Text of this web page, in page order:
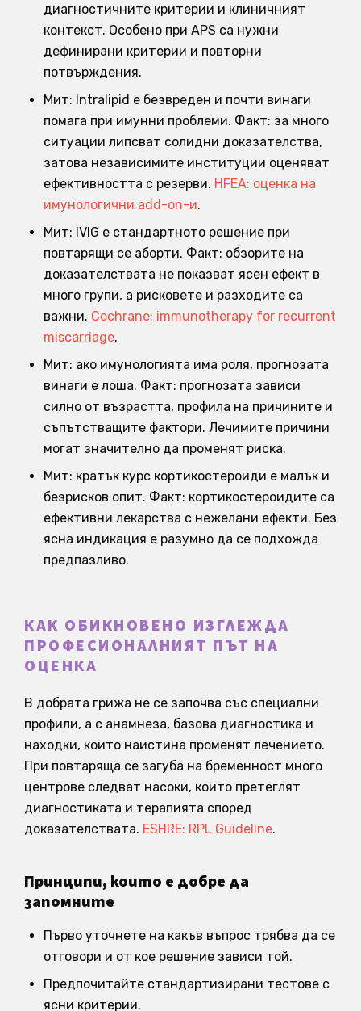
диагностичните критерии и клиничният
контекст. Особено при APS са нужни
дефинирани критерии и повторни
потвърждения.
Мит: Intralipid е безвреден и почти винаги
помага при имунни проблеми. Факт: за много
ситуации липсват солидни доказателства,
затова независимите институции оценяват
ефективността с резерви. HFEA: оценка на
имунологични add-on-и.
Мит: IVIG е стандартното решение при
повтарящи се аборти. Факт: обзорите на
доказателствата не показват ясен ефект в
много групи, а рисковете и разходите са
важни. Cochrane: immunotherapy for recurrent
miscarriage.
Мит: ако имунологията има роля, прогнозата
винаги е лоша. Факт: прогнозата зависи
силно от възрастта, профила на причините и
съпътстващите фактори. Лечимите причини
могат значително да променят риска.
Мит: кратък курс кортикостероиди е малък и
безрисков опит. Факт: кортикостероидите са
ефективни лекарства с нежелани ефекти. Без
ясна индикация е разумно да се подхожда
предпазливо.
КАК ОБИКНОВЕНО ИЗГЛЕЖДА
ПРОФЕСИОНАЛНИЯТ ПЪТ НА
ОЦЕНКА
В добрата грижа не се започва със специални
профили, а с анамнеза, базова диагностика и
находки, които наистина променят лечението.
При повтаряща се загуба на бременност много
центрове следват насоки, които претеглят
диагностиката и терапията според
доказателствата. ESHRE: RPL Guideline.
Принципи, които е добре да
запомните
Първо уточнете на какъв въпрос трябва да се
отговори и от кое решение зависи той.
Предпочитайте стандартизирани тестове с
ясни критерии.